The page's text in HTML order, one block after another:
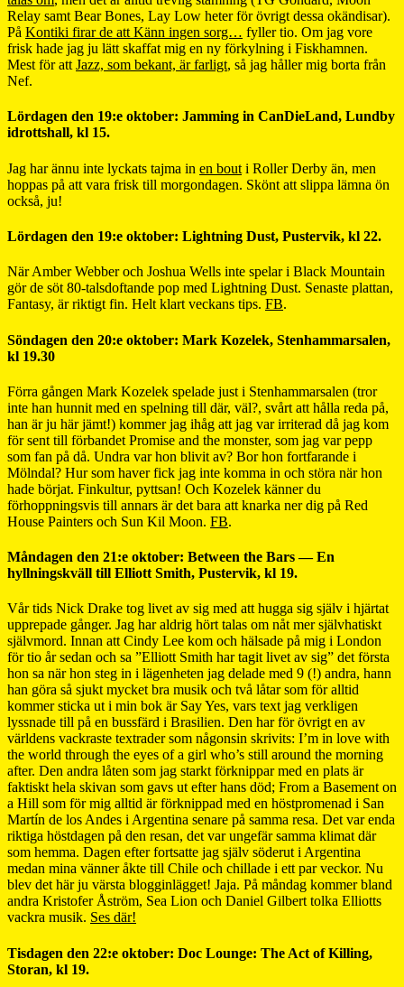
Relay samt Bear Bones, Lay Low heter för övrigt dessa okändisar).
På Kontiki firar de att Känn ingen sorg… fyller tio. Om jag vore
frisk hade jag ju lätt skaffat mig en ny förkylning i Fiskhamnen.
Mest för att Jazz, som bekant, är farligt, så jag håller mig borta från
Nef.
Lördagen den 19:e oktober: Jamming in CanDieLand, Lundby
idrottshall, kl 15.
Jag har ännu inte lyckats tajma in en bout i Roller Derby än, men
hoppas på att vara frisk till morgondagen. Skönt att slippa lämna ön
också, ju!
Lördagen den 19:e oktober: Lightning Dust, Pustervik, kl 22.
När Amber Webber och Joshua Wells inte spelar i Black Mountain
gör de söt 80-talsdoftande pop med Lightning Dust. Senaste plattan,
Fantasy, är riktigt fin. Helt klart veckans tips. FB.
Söndagen den 20:e oktober: Mark Kozelek, Stenhammarsalen,
kl 19.30
Förra gången Mark Kozelek spelade just i Stenhammarsalen (tror
inte han hunnit med en spelning till där, väl?, svårt att hålla reda på,
han är ju här jämt!) kommer jag ihåg att jag var irriterad då jag kom
för sent till förbandet Promise and the monster, som jag var pepp
som fan på då. Undra var hon blivit av? Bor hon fortfarande i
Mölndal? Hur som haver fick jag inte komma in och störa när hon
hade börjat. Finkultur, pyttsan! Och Kozelek känner du
förhoppningsvis till annars är det bara att knarka ner dig på Red
House Painters och Sun Kil Moon. FB.
Måndagen den 21:e oktober: Between the Bars — En
hyllningskväll till Elliott Smith, Pustervik, kl 19.
Vår tids Nick Drake tog livet av sig med att hugga sig själv i hjärtat
upprepade gånger. Jag har aldrig hört talas om nåt mer självhatiskt
självmord. Innan att Cindy Lee kom och hälsade på mig i London
för tio år sedan och sa ”Elliott Smith har tagit livet av sig” det första
hon sa när hon steg in i lägenheten jag delade med 9 (!) andra, hann
han göra så sjukt mycket bra musik och två låtar som för alltid
kommer sticka ut i min bok är Say Yes, vars text jag verkligen
lyssnade till på en bussfärd i Brasilien. Den har för övrigt en av
världens vackraste textrader som någonsin skrivits: I’m in love with
the world through the eyes of a girl who’s still around the morning
after. Den andra låten som jag starkt förknippar med en plats är
faktiskt hela skivan som gavs ut efter hans död; From a Basement on
a Hill som för mig alltid är förknippad med en höstpromenad i San
Martín de los Andes i Argentina senare på samma resa. Det var enda
riktiga höstdagen på den resan, det var ungefär samma klimat där
som hemma. Dagen efter fortsatte jag själv söderut i Argentina
medan mina vänner åkte till Chile och chillade i ett par veckor. Nu
blev det här ju värsta blogginlägget! Jaja. På måndag kommer bland
andra Kristofer Åström, Sea Lion och Daniel Gilbert tolka Elliotts
vackra musik. Ses där!
Tisdagen den 22:e oktober: Doc Lounge: The Act of Killing,
Storan, kl 19.